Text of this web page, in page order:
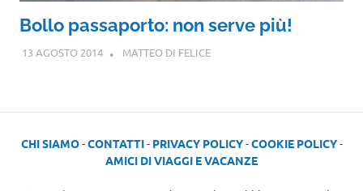
Bollo passaporto: non serve più!
13 AGOSTO 2014 MATTEO DI FELICE
CHI SIAMO-CONTATTI- PRIVACY POLICY-COOKIE POLICY-
AMICI DI VIAGGI E VACANZE